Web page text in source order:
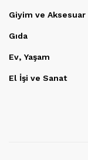
Giyim ve Aksesuar
Gıda
Ev, Yaşam
El İşi ve Sanat